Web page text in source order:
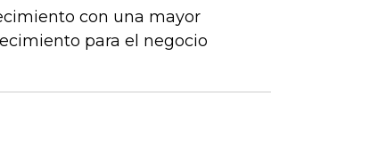
con una mayor
para el negocio